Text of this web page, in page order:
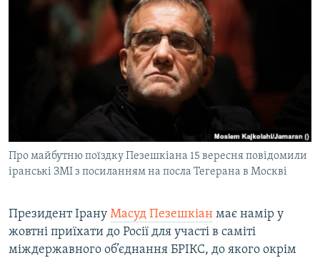
УКРАЇНА
СХЕМИ
ПРИАЗОВ’Я
КИТАЙ.ВИКЛИКИ
ПОДКАСТИ
РУС
УКР
Про майбутню поїздку Пезешкіана 15 вересня повідомили
іранські ЗМІ з посиланням на посла Тегерана в Москві
Президент Ірану Масуд Пезешкіан має намір у
жовтні приїхати до Росії для участі в саміті
міждержавного об’єднання БРІКС, до якого окрім